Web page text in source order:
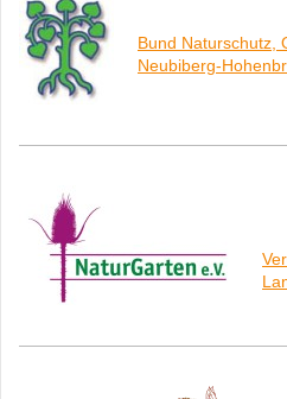
Bund Naturschutz,
Neubiberg-